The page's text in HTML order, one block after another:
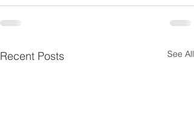
Recent Posts See All